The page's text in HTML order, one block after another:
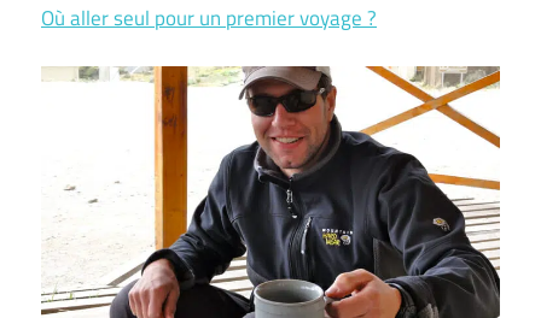
Où aller seul pour un premier voyage ?